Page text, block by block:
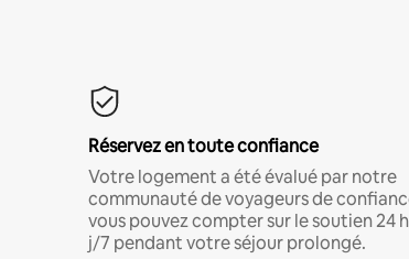
Réservez en toute confiance
Votre logement a été évalué par notre
communauté de voyageurs de
vous pouvez compter sur le soutien 24
j/7 pendant votre séjour prolongé.